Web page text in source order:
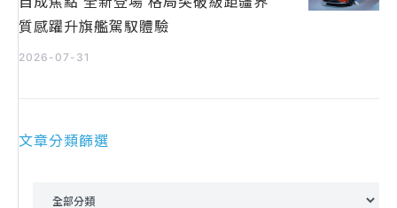
質感躍升旗艦駕馭體驗
2026-07-31
文章分類篩選